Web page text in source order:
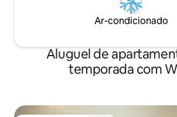
Ar-condicionado
Aluguel de
temporada com